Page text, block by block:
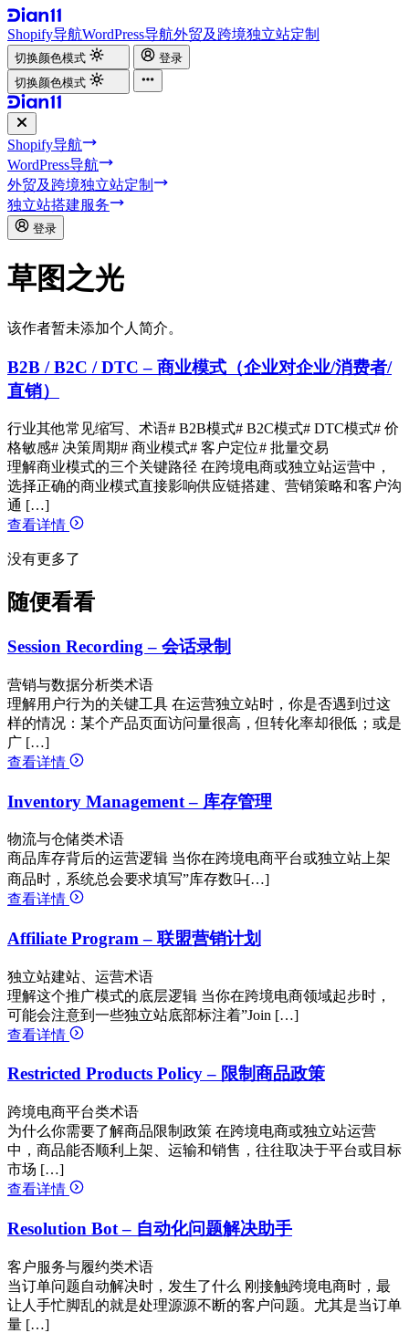
Shopify导航WordPress导航外贸及跨境独立站定制
切换颜色模式
登录
切换颜色模式
Shopify导航
WordPress导航
外贸及跨境独立站定制
独立站搭建服务
登录
草图之光
该作者暂未添加个人简介。
B2B / B2C / DTC – 商业模式（企业对企业/消费者/
直销）
行业其他常见缩写、术语# B2B模式# B2C模式# DTC模式# 价
格敏感# 决策周期# 商业模式# 客户定位# 批量交易
理解商业模式的三个关键路径 在跨境电商或独立站运营中，
选择正确的商业模式直接影响供应链搭建、营销策略和客户沟
通 […]
查看详情
没有更多了
随便看看
Session Recording – 会话录制
营销与数据分析类术语
理解用户行为的关键工具 在运营独立站时，你是否遇到过这
样的情况：某个产品页面访问量很高，但转化率却很低；或是
广 […]
查看详情
Inventory Management – 库存管理
物流与仓储类术语
商品库存背后的运营逻辑 当你在跨境电商平台或独立站上架
商品时，系统总会要求填写”库存数量̶ […]
查看详情
Affiliate Program – 联盟营销计划
独立站建站、运营术语
理解这个推广模式的底层逻辑 当你在跨境电商领域起步时，
可能会注意到一些独立站底部标注着”Join […]
查看详情
Restricted Products Policy – 限制商品政策
跨境电商平台类术语
为什么你需要了解商品限制政策 在跨境电商或独立站运营
中，商品能否顺利上架、运输和销售，往往取决于平台或目标
市场 […]
查看详情
Resolution Bot – 自动化问题解决助手
客户服务与履约类术语
当订单问题自动解决时，发生了什么 刚接触跨境电商时，最
让人手忙脚乱的就是处理源源不断的客户问题。尤其是当订单
量 […]